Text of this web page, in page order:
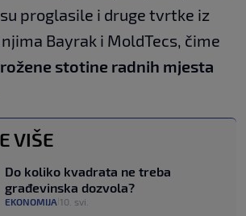
proglasile i druge tvrtke iz
Bayrak i MoldTecs, čime
stotine radnih mjesta
VIŠE
Do koliko kvadrata ne treba
građevinska dozvola?
EKONOMIJA 10. svi.